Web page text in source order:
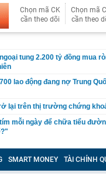
Chọn mã CK
cần theo dõi
Chọn mã
cần theo
tung 2.200 tỷ đồng mua
lao động đang nợ Trung
lại trên thị trường chứng
mỗi ngày để chữa tiểu
ngủ ở TP.HCM giá gốc
nghe tên ai cũng quả
SMART MONEY TÀI CHÍNH